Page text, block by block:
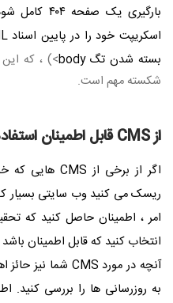
بارگیری یک
اسکریپت خود را در پایین اسناد
بسته شدن تگ body
>) ، که
شکسته مهم است.
ازCMSقابل اطمینان
اگر از برخی از CMS هایی که
ریسک می کنید وب سایتی بسیار
امر ، اطمینان حاصل کنید که
انتخاب کنید که قابل اطمینان
آنچه در مورد CMS شما نیز
به روزرسانی ها را بررسی کنید.